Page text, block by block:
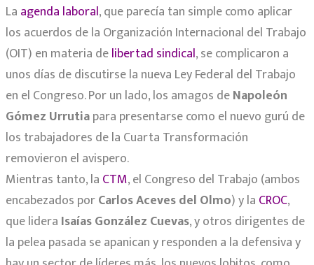
La agenda laboral, que parecía tan simple como aplicar
los acuerdos de la Organización Internacional del Trabajo
(OIT) en materia delibertad sindical, se complicaron a
unos días de discutirse la nueva Ley Federal del Trabajo
en el Congreso. Por un lado, los amagos deNapoleón
Gómez Urrutiapara presentarse como el nuevo gurú de
los trabajadores de la Cuarta Transformación
removieron el avispero.
Mientras tanto, la CTM, el Congreso del Trabajo (ambos
encabezados porCarlos Aceves del Olmo) y la CROC,
que lidera Isaías González Cuevas, y otros dirigentes de
la pelea pasada se apanican y responden a la defensiva y